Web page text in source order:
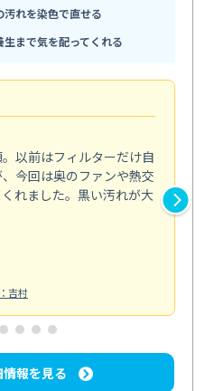
れを染色で直せる
まで気を配ってくれる
以前はフィルターだけ自
今回は奥のファンや熱交
れました。黒い汚れが大
吉村
報を見る